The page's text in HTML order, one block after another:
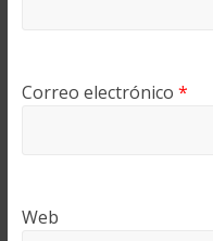
Correo electrónico *
Web